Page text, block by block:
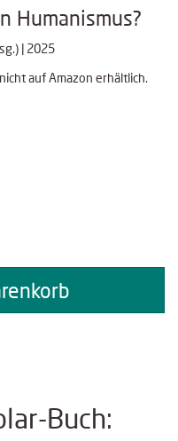
Humanismus?
| 2025
auf Amazon erhältlich.
Buch: